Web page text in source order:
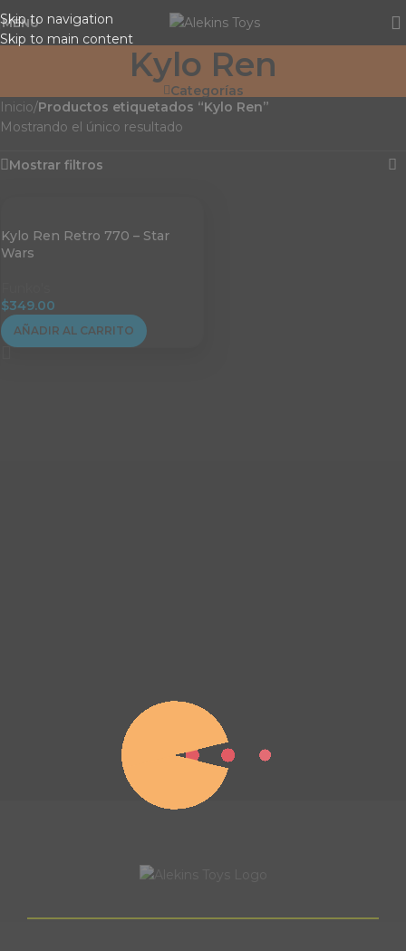
Skip to navigation
Skip to main content
MENU
Kylo Ren
Categorías
Inicio/Productos etiquetados “Kylo Ren”
Mostrando el único resultado
Mostrar filtros
Kylo Ren Retro 770 – Star
Wars
$349.00
AÑADIR AL CARRITO